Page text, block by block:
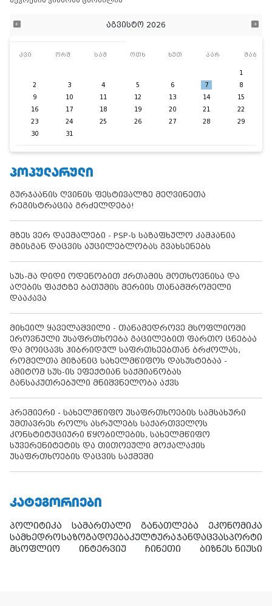
აგვისტო 2026
კვი ორშ სამ ოთხ ხუთ პარ შაბ
1
2
3 4 5 6 7
8
9
10 11 12 13 14
15
16
17 18 19 20 21
22
23
24 25 26 27 28
29
30
31
ᲞᲝᲞᲣᲚᲐᲠᲣᲚᲘ
გურჯაანის ღვინის ფესტივალზე მეღვინეთა
რეგისტრაცია გრძელდება!
მზეს ვერ დაემალები - PSP-ს საზაფხულო კამპანია
მზისგან დაცვის აუცილებლობას გვახსენებს
სუს-მა დიდი ოდენობით ქრთამის მოთხოვნისა და
აღების ფაქტზე ბათუმის მერიის თანამშრომელი
დააკავა
მიხეილ ყაველაშვილი - თანამედროვე მსოფლიოში
ეროვნული უსაფრთხოება გაცილებით ფართო ცნებაა
და მოიცავს ჰიბრიდულ საფრთხეებთან ბრძოლას,
რომელთა მიზანიც სახელმწიფოს დასუსტებაა -
ამიტომ სუს-ის ეფექტიან საქმიანობას
განსაკუთრებული მნიშვნელობა აქვს
პრემიერი - სახელმწიფო უსაფრთხოების სამსახური
უმთავრეს როლს ასრულებს საქართველოს
კონსტიტუციური წყობილების, სახელმწიფო
სუვერენიტეტის და თითოეული მოქალაქის
უსაფრთხოების დაცვის საქმეში
ᲙᲐᲢᲔᲒᲝᲠᲘᲔᲑᲘ
პოლიტიკა სამართალი განათლება
ეკონომიკა
სამხედროსაზოგადოებაკულტურაჯანდაცვასპორტი
მსოფლიო
ინტერვიუ ჩინეთი ბიზნეს ნიუსი